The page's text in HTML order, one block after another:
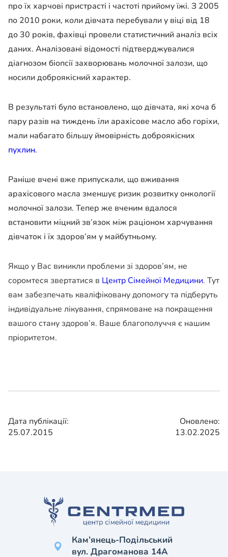
про їх харчові пристрасті і частоті прийому їжі. З 2005
по 2010 роки, коли дівчата перебували у віці від 18
до 30 років, фахівці провели статистичний аналіз всіх
даних. Аналізовані відомості підтверджувалися
діагнозом біопсії захворювань молочної залози, що
носили доброякісний характер.
В результаті було встановлено, що дівчата, які хоча б
пару разів на тиждень їли арахісове масло або горіхи,
мали набагато більшу ймовірність доброякісних
пухлин.
Раніше вчені вже припускали, що вживання
арахісового масла зменшує ризик розвитку онкології
молочної залози. Тепер же вченим вдалося
встановити міцний зв’язок між раціоном харчування
дівчаток і їх здоров’ям у майбутньому.
Якщо у Вас виникли проблеми зі здоров’ям, не
соромтеся звертатися в Центр Сімейної Медицини. Тут
вам забезпечать кваліфіковану допомогу та підберуть
індивідуальне лікування, спрямоване на покращення
вашого стану здоров’я. Ваше благополуччя є нашим
пріоритетом.
Дата публікації:
25.07.2015
Оновлено:
13.02.2025
Кам’янець-Подільський
вул. Драгоманова 14А